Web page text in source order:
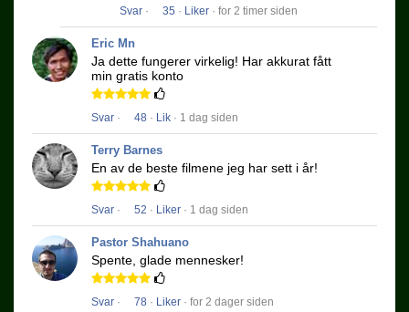
Svar · 35 · Liker · for 2 timer siden
Eric Mn
Ja dette fungerer virkelig! Har akkurat fått
min gratis konto
Svar · 48 · Lik · 1 dag siden
Terry Barnes
En av de beste filmene jeg har sett i år!
Svar · 52 · Liker · 1 dag siden
Pastor Shahuano
Spente, glade mennesker!
Svar · 78 · Liker · for 2 dager siden